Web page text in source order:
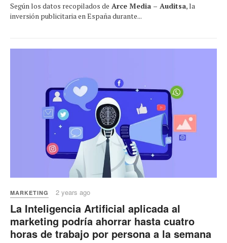
Según los datos recopilados de Arce Media – Auditsa, la
inversión publicitaria en España durante...
MARKETING 2 years ago
La Inteligencia Artificial aplicada al
marketing podría ahorrar hasta cuatro
horas de trabajo por persona a la semana